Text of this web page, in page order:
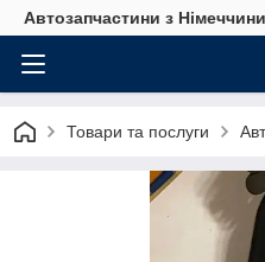
Автозапчастини з Німеччини
Товари та послуги